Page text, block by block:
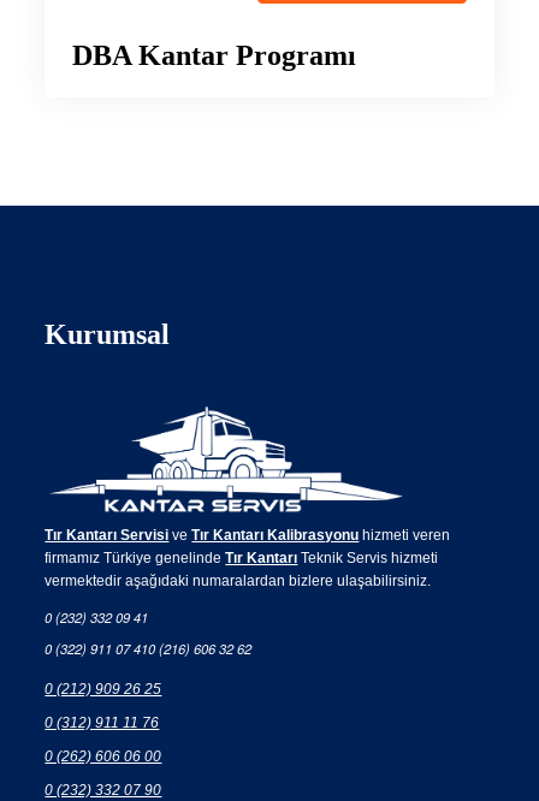
DBA Kantar Programı
Kurumsal
Tır Kantarı Servisi veTır Kantarı Kalibrasyonu hizmeti veren
firmamız Türkiye genelindeTır Kantarı Teknik Servis hizmeti
vermektedir aşağıdaki numaralardan bizlere ulaşabilirsiniz.
0 (232) 332 09 41
0 (322) 911 07 410 (216) 606 32 62
0 (212) 909 26 25
0 (312) 911 11 76
0 (262) 606 06 00
0 (232) 332 07 90